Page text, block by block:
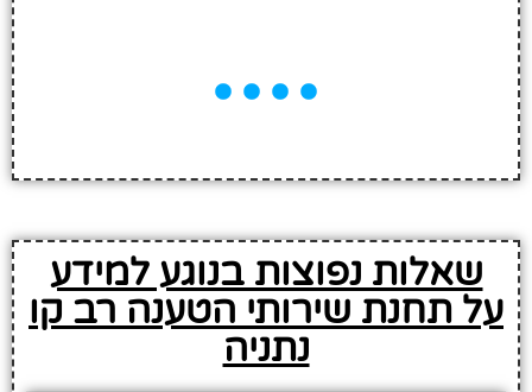
שאלות נפוצות בנוגע למידע
על תחנת שירותי הטענה רב קו
נתניה